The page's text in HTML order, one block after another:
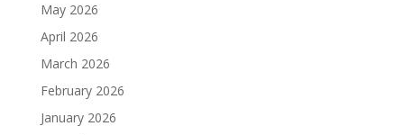
May 2026
April 2026
March 2026
February 2026
January 2026